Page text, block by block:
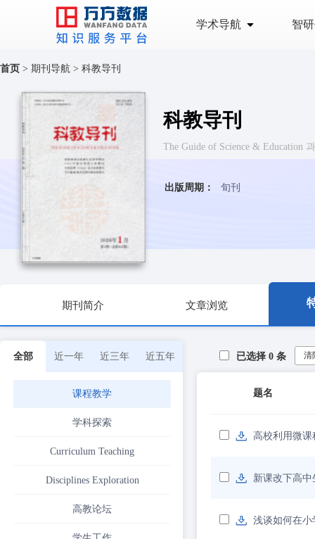
学术导航 智
首页 > 期刊导航 > 科教导刊
科教导刊
The Guide of Science & Education
出版周期： 旬刊
期刊简介 文章浏览
全部 近一年 近三年 近五年
课程教学
学科探索
Curriculum Teaching
Disciplines Exploration
高教论坛
已选择 0 条 清
题名
高校利用微
新课改下高
浅谈如何在